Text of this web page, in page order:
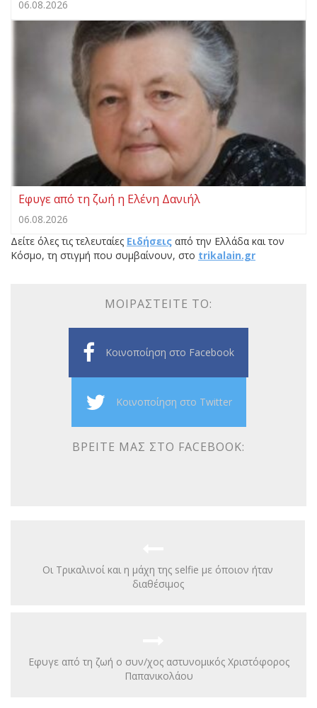
06.08.2026
Εφυγε από τη ζωή η Ελένη Δανιήλ
06.08.2026
Δείτε όλες τις τελευταίες Ειδήσεις από την Ελλάδα και τον
Κόσμο, τη στιγμή που συμβαίνουν, στο trikalain.gr
ΜΟΙΡΑΣΤΕΊΤΕ ΤΟ:
Κοινοποίηση στο Facebook
Κοινοποίηση στο Twitter
ΒΡΕΊΤΕ ΜΑΣ ΣΤΟ FACEBOOK:
Οι Τρικαλινοί και η μάχη της selfie με όποιον ήταν
διαθέσιμος
Εφυγε από τη ζωή ο συν/χος αστυνομικός Χριστόφορος
Παπανικολάου